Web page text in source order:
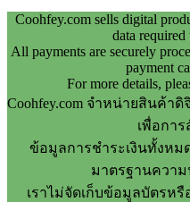
Coohfey.com sells digital
data required
All payments are securely
payment
For more details,
Coohfey.com จำหน่ายสินค้า
เพื่อกา
ข้อมูลการชำระเงินทั้งหม
มาตรฐานควา
เราไม่จัดเก็บข้อมูลบัตรห